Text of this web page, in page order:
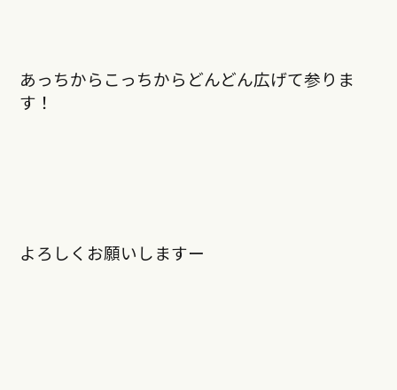
あっちからこっちからどんどん広げて参りま
す！
よろしくお願いしますー